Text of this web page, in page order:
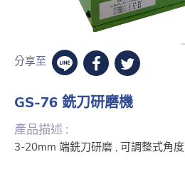
分享至
GS-76 銑刀研磨機
產品描述 :
3-20mm 端銑刀研磨 , 可調整式角度